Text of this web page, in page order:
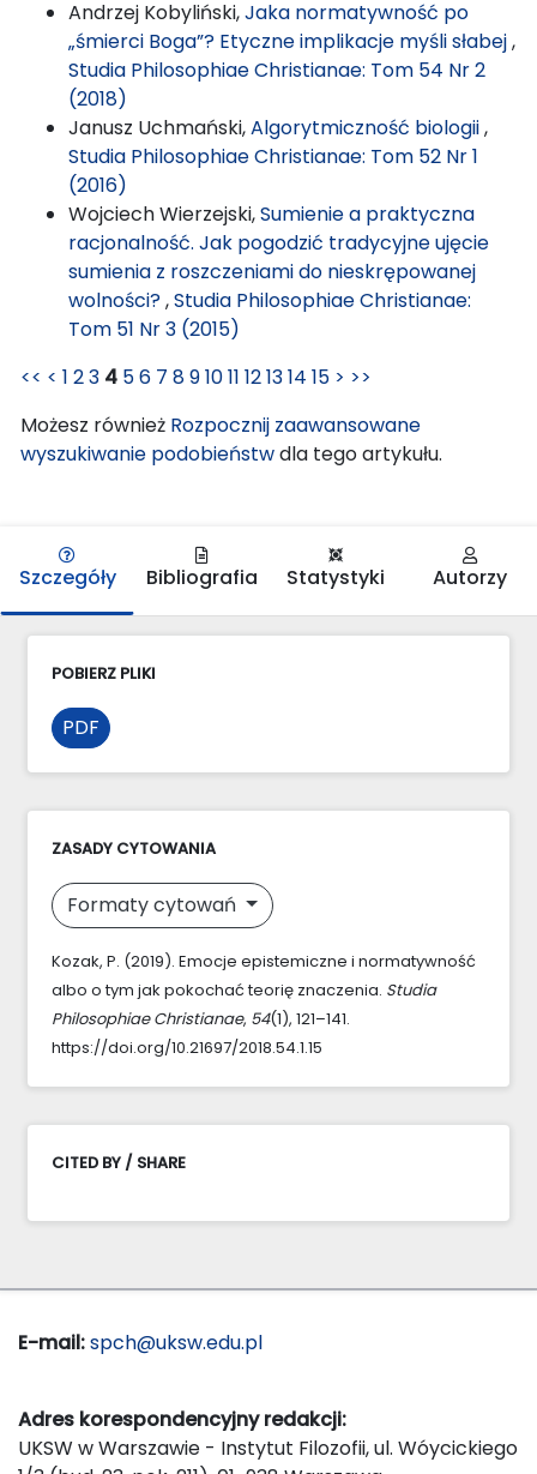
Andrzej Kobyliński,Jaka normatywność po
„śmierci Boga”? Etyczne implikacje myśli słabej,
Studia Philosophiae Christianae: Tom 54 Nr 2
(2018)
Janusz Uchmański,Algorytmiczność biologii,
Studia Philosophiae Christianae: Tom 52 Nr 1
(2016)
Wojciech Wierzejski,Sumienie a praktyczna
racjonalność. Jak pogodzić tradycyjne ujęcie
sumienia z roszczeniami do nieskrępowanej
wolności?,Studia Philosophiae Christianae:
Tom 51 Nr 3 (2015)
<< < 1 23 4 56 7 891011 121314 15 > >>
Możesz również Rozpocznij zaawansowane
wyszukiwanie podobieństwdla tego artykułu.
Szczegóły Bibliografia Statystyki Autorzy
POBIERZ PLIKI
PDF
ZASADY CYTOWANIA
Formaty cytowań
Kozak, P. (2019). Emocje epistemiczne i normatywność
albo o tym jak pokochać teorię znaczenia. Studia
Philosophiae Christianae, 54(1), 121–141.
https://doi.org/10.21697/2018.54.1.15
CITED BY / SHARE
E-mail:spch@uksw.edu.pl
Adres korespondencyjny redakcji:
UKSW w Warszawie - Instytut Filozofii, ul. Wóycickiego